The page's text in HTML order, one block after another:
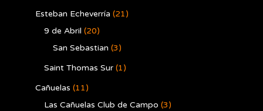
Esteban Echeverría (21)
9 de Abril (20)
San Sebastian (3)
Saint Thomas Sur (1)
Cañuelas (11)
Las Cañuelas Club de Campo (3)